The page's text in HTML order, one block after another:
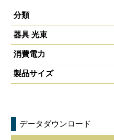
分類
器具 光束
消費電力
製品サイズ
データダウンロード